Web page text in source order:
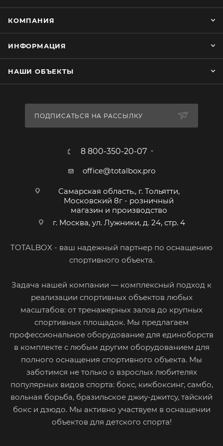
КОМПАНИЯ
ИНФОРМАЦИЯ
НАШИ ОБЪЕКТЫ
ПОДПИСАТЬСЯ НА РАССЫЛКУ
8 800-350-20-07
office@totalbox.pro
Самарская область., г. Тольятти,
Московский 8г - розничный
магазин и производство
г. Москва, ул. Лужники, д. 24, стр. 4
TOTALBOX - ваш надежный партнер по оснащению
спортивного объекта.
Задача нашей компании — комплексный подход к
реализации спортивных объектов любых
масштабов: от тренажерных залов до крупных
спортивных площадок. Мы предлагаем
профессиональное оборудование для единоборств
в комплекте с любым другим оборудованием для
полного оснащения спортивного объекта. Мы
заботимся не только о взрослых любителях
популярных видов спорта: бокс, кикбоксинг, самбо,
вольная борьба, бразильское джиу-джитсу, тайский
бокс и дзюдо. Мы активно участвуем в оснащении
объектов для детского спорта!